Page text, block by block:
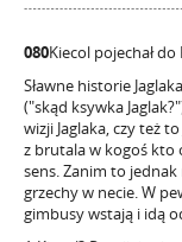
080Kiecol pojechał
Sławne historie
("skąd ksywka
wizji Jaglaka, czy też
z brutala w kogoś kto
sens. Zanim to
grzechy w necie. W
gimbusy wstają i idą